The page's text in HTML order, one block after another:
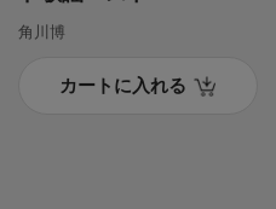
角川博
カートに入れる